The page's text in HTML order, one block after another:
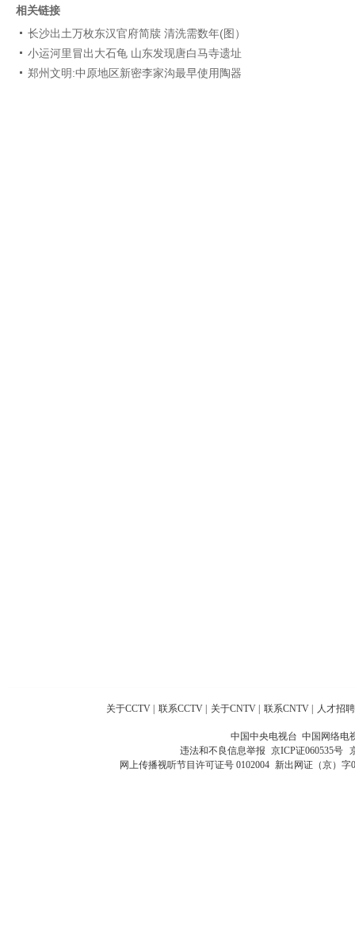
相关链接
长沙出土万枚东汉官府简牍 清洗需数年(图）
小运河里冒出大石龟 山东发现唐白马寺遗址
郑州文明:中原地区新密李家沟最早使用陶器
关于CCTV 联系CCTV 关于CNTV 联系CNTV 人才招聘
中国中央电视台 中国网络电
违法和不良信息举报 京ICP证060535号
网上传播视听节目许可证号 0102004 新出网证（京）